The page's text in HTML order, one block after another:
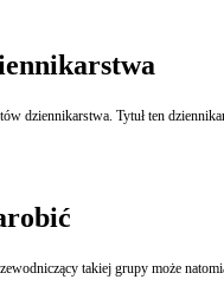
dziennikarstwa. Tytuł ten
takiej grupy może